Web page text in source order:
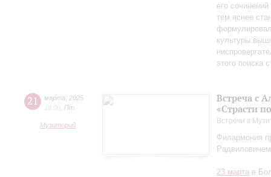
его
тем яснее
культуры
этого поиска
21 марта
2025
19:00 Пт
Музиторий
Встреча с
«Страсти
Встречи в
Филармония
23 марта в